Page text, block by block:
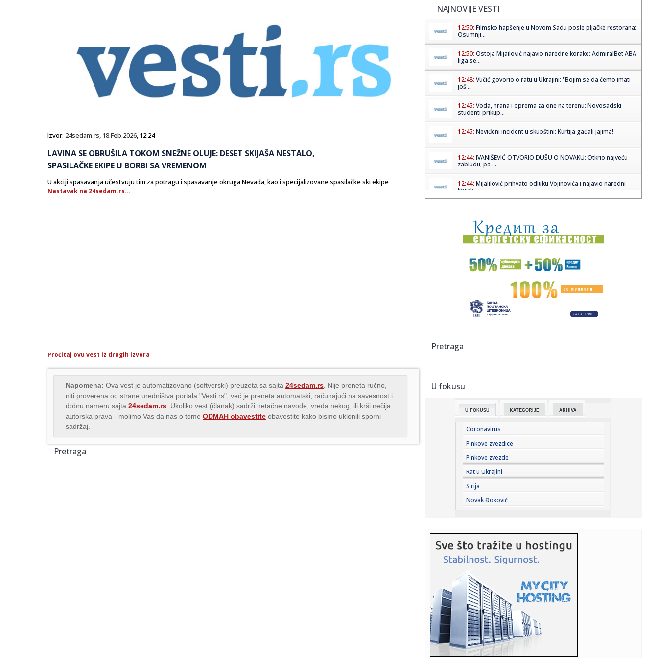
Izvor: 24sedam.rs, 18.Feb.2026, 12:24
LAVINA SE OBRUŠILA TOKOM SNEŽNE OLUJE: DESET SKIJAŠA NESTALO,
SPASILAČKE EKIPE U BORBI SA VREMENOM
U akciji spasavanja učestvuju tim za potragu i spasavanje okruga Nevada, kao i specijalizovane spasilačke ski ekipe
Nastavak na 24sedam.rs...
Pročitaj ovu vest iz drugih izvora
Napomena: Ova vest je automatizovano (softverski) preuzeta sa sajta 24sedam.rs . Nije preneta ručno,
niti proverena od strane uredništva portala "Vesti.rs", već je preneta automatski, računajući na savesnost i
dobru nameru sajta 24sedam.rs . Ukoliko vest (članak) sadrži netačne navode, vređa nekog, ili krši nečija
autorska prava - molimo Vas da nas o tome ODMAH obavestite obavestite kako bismo uklonili sporni
sadržaj.
Pretraga
NAJNOVIJE VESTI
12:50: Filmsko hapšenje u Novom Sadu posle pljačke restorana:
Osumnji...
12:50: Ostoja Mijailović najavio naredne korake: AdmiralBet ABA
liga se...
12:48: Vučić govorio o ratu u Ukrajini: "Bojim se da ćemo imati
još ...
12:45: Voda, hrana i oprema za one na terenu: Novosadski
studenti prikup...
12:45: Neviđeni incident u skupštini: Kurtija gađali jajima!
12:44: IVANIŠEVIĆ OTVORIO DUŠU O NOVAKU: Otkrio najveću
zabludu, pa ...
12:44: Mijalilović prihvato odluku Vojinovića i najavio naredni
korak
12:37:Argentinski fudbaler Fakundo Buonanote prešao na
pozajmicu u El...
12:36:Tramp srećan zbog izbora novog predsednika Kolumbije:
Šalje mu ...
Cvijanovićeva: Prošla su vremena uvođenja sankcija
12:34:Srednjovjekovni festival "Vitezovi Tvrdimića" okupio
Gradina ...
12:29:
12:28:
Vraćaju li se baterije na telefonima koje sami možete
12:25:Uklonjene tri velike i više malih divljih deponija
12:25:Posle požara zabrana gradnje 30 godina? Akademski
plenum traži ...
12:24:Najmirisniji novitet leta: Gisou hair & body mist
12:21: Od BMW-a do Volkswagena: Ko zapravo kontroliše
svjetske automobi...
12:21:
12:20:Ukrajinski mediji o poseti Zelenskog Beogradu: Ovo je
šamar Rusi...
12:20:Danas je Sveta Petka Trnova - praznik posvećen
prepodobnoj muče...
12:20:Imate li mačku? Danas je njihov "praznik"
Pretraga
U fokusu
U FOKUSU KATEGORIJE ARHIVA
Coronavirus
Pinkove zvezdice
Pinkove zvezde
Rat u Ukrajini
Sirija
Novak Đoković